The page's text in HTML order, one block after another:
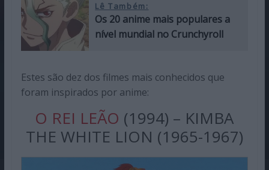
Lê Também:
Os 20 anime mais populares a
nível mundial no Crunchyroll
Estes são dez dos filmes mais conhecidos que
foram inspirados por anime:
O REI LEÃO (1994) – KIMBA
THE WHITE LION (1965-1967)